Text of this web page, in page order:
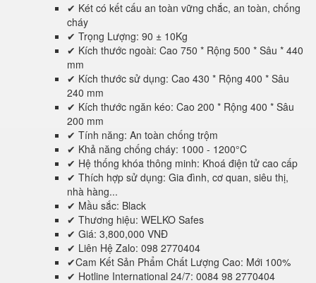
✔ Két có kết cấu an toàn vững chắc, an toàn, chống
cháy
✔ Trọng Lượng: 90 ± 10Kg
✔ Kích thước ngoài: Cao 750 * Rộng 500 * Sâu * 440
mm
✔ Kích thước sử dụng: Cao 430 * Rộng 400 * Sâu
240 mm
✔ Kích thước ngăn kéo: Cao 200 * Rộng 400 * Sâu
200 mm
✔ Tính năng: An toàn chống trộm
✔ Khả năng chống cháy: 1000 - 1200°C
✔ Hệ thống khóa thông minh: Khoá điện tử cao cấp
✔ Thích hợp sử dụng: Gia đình, cơ quan, siêu thị,
nhà hàng...
✔ Mầu sắc: Black
✔ Thương hiệu: WELKO Safes
✔ Giá: 3,800,000 VNĐ
✔ Liên Hệ Zalo: 098 2770404
✔Cam Kết Sản Phẩm Chất Lượng Cao: Mới 100%
✔ Hotline International 24/7: 0084 98 2770404